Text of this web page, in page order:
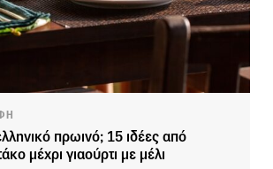
πρωινό; 15 ιδέες από
μέχρι γιαούρτι με μέλι